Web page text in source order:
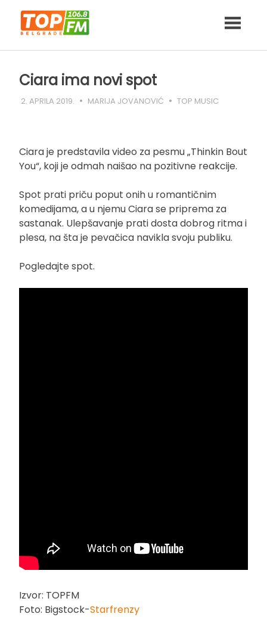
content
Ciara ima novi spot
2. APRILA 2019. MARIJA JOVANOVIĆ TOP MUSIC
Ciara je predstavila video za pesmu „Thinkin Bout
You“, koji je odmah naišao na pozitivne reakcije.
Spot prati priču poput onih u romantičnim
komedijama, a u njemu Ciara se priprema za
sastanak. Ulepšavanje prati dosta dobrog ritma i
plesa, na šta je pevačica navikla svoju publiku.
Pogledajte spot.
Izvor: TOPFM
Foto: Bigstock-Starfrenzy